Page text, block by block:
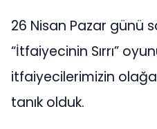
26 Nisan Pazar günü
“İtfaiyecinin Sırrı”
itfaiyecilerimizin
tanık olduk.